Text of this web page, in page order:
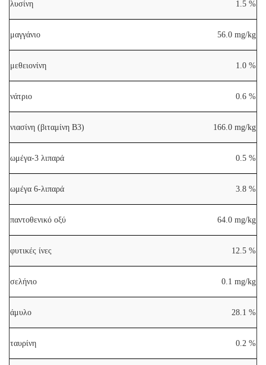
λυσίνη 1.5 %
μαγγάνιο 56.0 mg/kg
μεθειονίνη 1.0 %
νάτριο 0.6 %
νιασίνη (βιταμίνη Β3) 166.0 mg/kg
ωμέγα-3 λιπαρά 0.5 %
ωμέγα 6-λιπαρά 3.8 %
παντοθενικό οξύ 64.0 mg/kg
φυτικές ίνες 12.5 %
σελήνιο 0.1 mg/kg
άμυλο 28.1 %
ταυρίνη 0.2 %